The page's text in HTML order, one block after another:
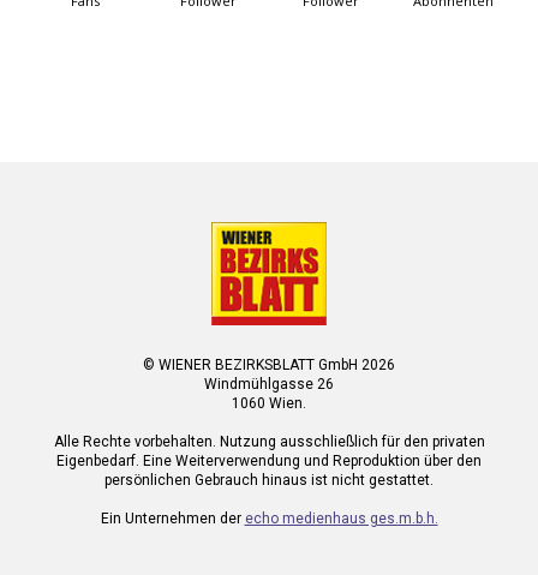
© WIENER BEZIRKSBLATT GmbH 2026
Windmühlgasse 26
1060 Wien.
Alle Rechte vorbehalten. Nutzung ausschließlich für den privaten
Eigenbedarf. Eine Weiterverwendung und Reproduktion über den
persönlichen Gebrauch hinaus ist nicht gestattet.
Ein Unternehmen der echo medienhaus ges.m.b.h.